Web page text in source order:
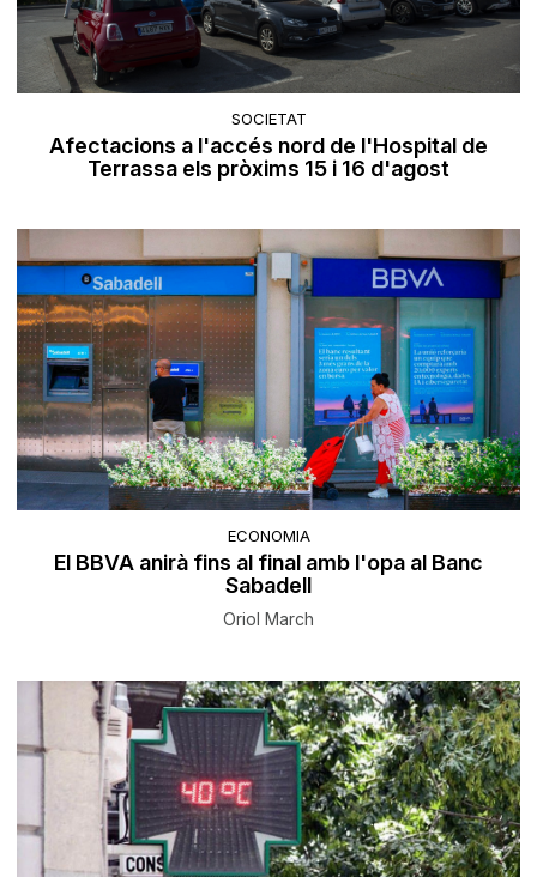
SOCIETAT
Afectacions a l'accés nord de l'Hospital de
Terrassa els pròxims 15 i 16 d'agost
ECONOMIA
El BBVA anirà fins al final amb l'opa al Banc
Sabadell
Oriol March